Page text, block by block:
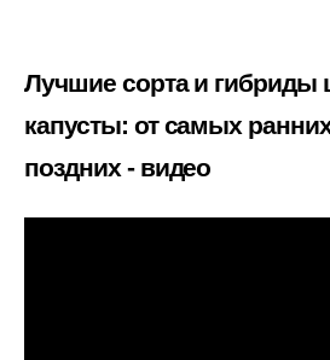
Лучшие сорта и гибриды
капусты: от самых
поздних - видео